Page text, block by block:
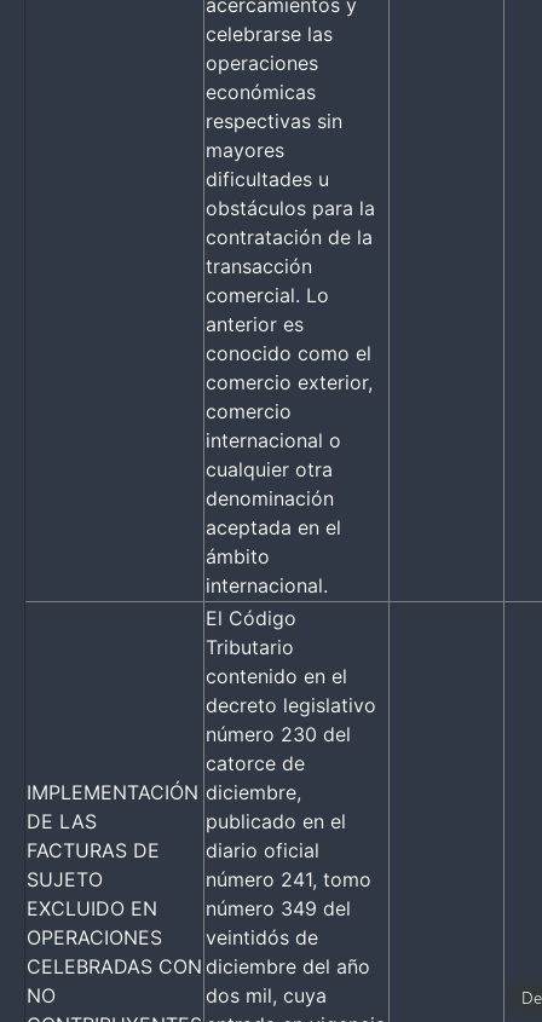
acercamientos y
celebrarse las
operaciones
económicas
respectivas sin
mayores
dificultades u
obstáculos para la
contratación de la
transacción
comercial. Lo
anterior es
conocido como el
comercio exterior,
comercio
internacional o
cualquier otra
denominación
aceptada en el
ámbito
internacional.
IMPLEMENTACIÓN
DE LAS
FACTURAS DE
SUJETO
EXCLUIDO EN
OPERACIONES
CELEBRADAS CON
NO
El Código
Tributario
contenido en el
decreto legislativo
número 230 del
catorce de
diciembre,
publicado en el
diario oficial
número 241, tomo
número 349 del
veintidós de
diciembre del año
dos mil, cuya